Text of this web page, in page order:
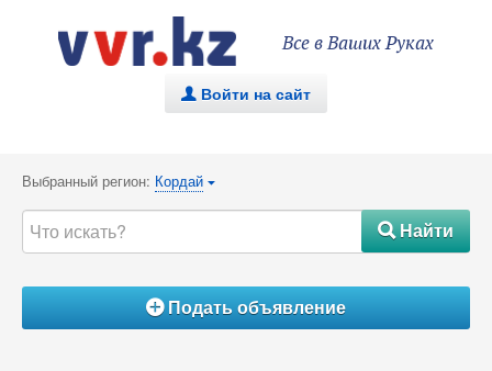
Все в Ваших Руках
. Войти на сайт
Выбранный регион: Кордай {
#Найти
ÁПодать объявление